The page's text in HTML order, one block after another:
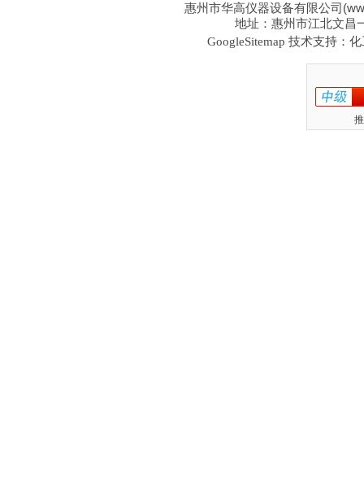
惠州市华高仪器设备有限公司
地址：惠州市江北文昌
GoogleSitemap 技术支持：